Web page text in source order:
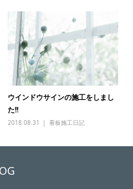
ウインドウサインの施工をしまし
た!!
2018.08.31 看板施工日記